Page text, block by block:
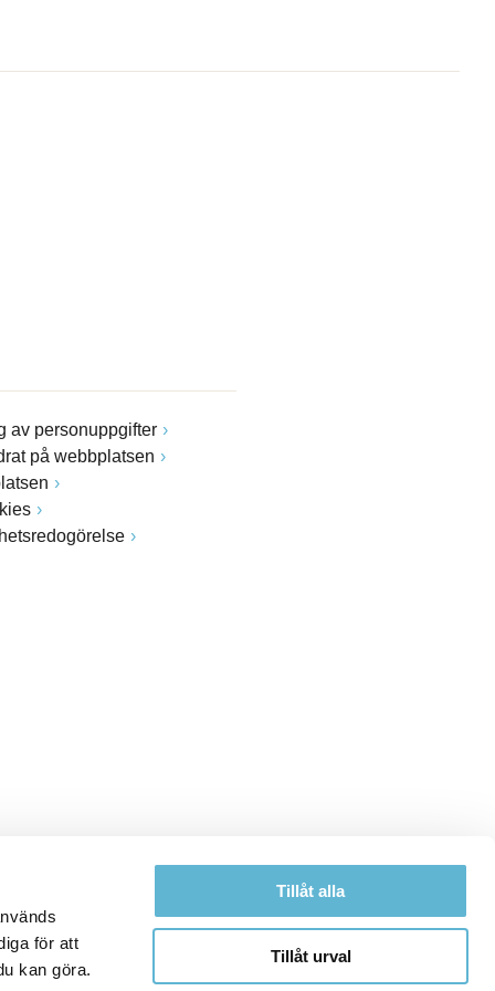
för att
kan göra.
Tillåt alla
Tillåt urval
av personuppgifter
på webbplatsen